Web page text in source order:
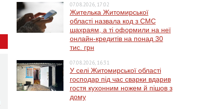
07.08.2026, 17:02
Жителька Житомирської
області назвала код з СМС
шахраям, а ті оформили на неї
онлайн-кредитів на понад 30
тис. грн
07.08.2026, 16:31
У селі Житомирської області
господар під час сварки вдарив
гостя кухонним ножем й пішов з
дому